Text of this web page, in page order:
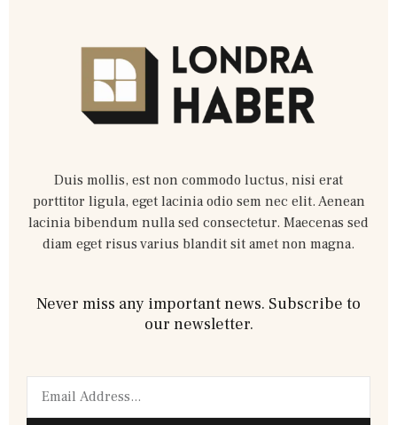
Duis mollis, est non commodo luctus, nisi erat
porttitor ligula, eget lacinia odio sem nec elit. Aenean
lacinia bibendum nulla sed consectetur. Maecenas sed
diam eget risus varius blandit sit amet non magna.
Never miss any important news. Subscribe to
our newsletter.